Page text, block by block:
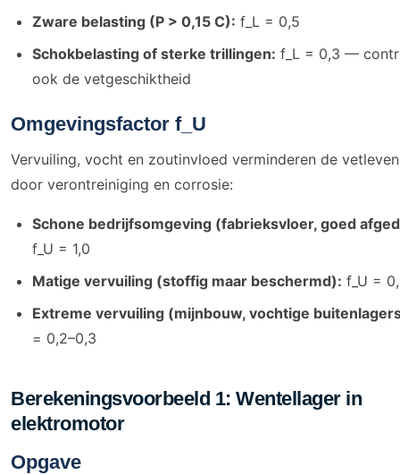
Zware belasting (P > 0,15 C): f_L = 0,5
Schokbelasting of sterke trillingen: f_L = 0,3 —
ook de vetgeschiktheid
Omgevingsfactor f_U
Vervuiling, vocht en zoutinvloed verminderen de
door verontreiniging en corrosie:
Schone bedrijfsomgeving (fabrieksvloer, goed
f_U = 1,0
Matige vervuiling (stoffig maar beschermd): f_U =
Extreme vervuiling (mijnbouw, vochtige
= 0,2–0,3
Berekeningsvoorbeeld 1: Wentellager in
elektromotor
Opgave